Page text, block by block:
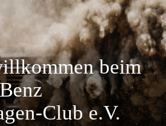
beim
Club e.V.